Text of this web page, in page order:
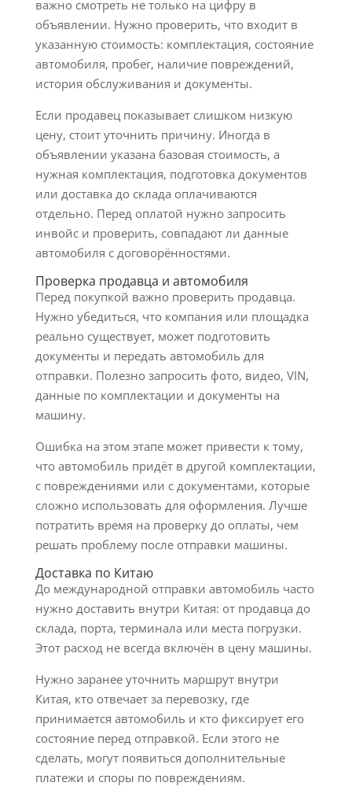
важно смотреть не только на цифру в
объявлении. Нужно проверить, что входит в
указанную стоимость: комплектация, состояние
автомобиля, пробег, наличие повреждений,
история обслуживания и документы.
Если продавец показывает слишком низкую
цену, стоит уточнить причину. Иногда в
объявлении указана базовая стоимость, а
нужная комплектация, подготовка документов
или доставка до склада оплачиваются
отдельно. Перед оплатой нужно запросить
инвойс и проверить, совпадают ли данные
автомобиля с договорённостями.
Проверка продавца и автомобиля
Перед покупкой важно проверить продавца.
Нужно убедиться, что компания или площадка
реально существует, может подготовить
документы и передать автомобиль для
отправки. Полезно запросить фото, видео, VIN,
данные по комплектации и документы на
машину.
Ошибка на этом этапе может привести к тому,
что автомобиль придёт в другой комплектации,
с повреждениями или с документами, которые
сложно использовать для оформления. Лучше
потратить время на проверку до оплаты, чем
решать проблему после отправки машины.
Доставка по Китаю
До международной отправки автомобиль часто
нужно доставить внутри Китая: от продавца до
склада, порта, терминала или места погрузки.
Этот расход не всегда включён в цену машины.
Нужно заранее уточнить маршрут внутри
Китая, кто отвечает за перевозку, где
принимается автомобиль и кто фиксирует его
состояние перед отправкой. Если этого не
сделать, могут появиться дополнительные
платежи и споры по повреждениям.